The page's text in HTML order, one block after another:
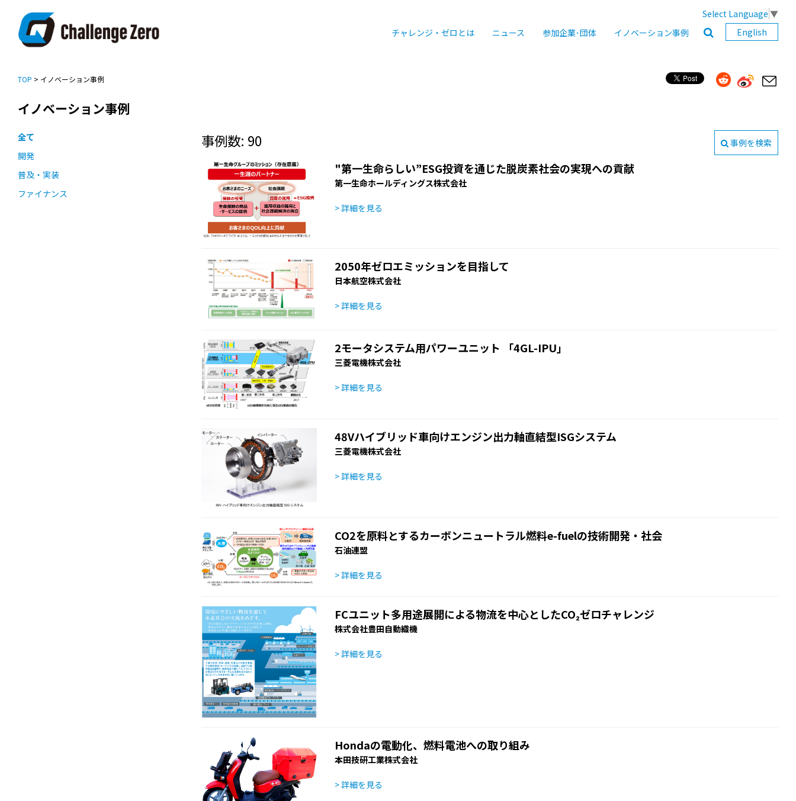
Select Language ▼
チャレンジ・ゼロとは
ニュース 参加企業･団体 イノベーション事例 English
TOP > イノベーション事例
イノベーション事例
全て
開発
普及・実装
ファイナンス
事例数: 90 事例を検索
"第一生命らしい”ESG投資を通じた脱炭素社会の実現への貢献
第一生命ホールディングス株式会社
> 詳細を見る
2050年ゼロエミッションを目指して
日本航空株式会社
> 詳細を見る
2モータシステム用パワーユニット 「4GL-IPU」
三菱電機株式会社
> 詳細を見る
48Vハイブリッド車向けエンジン出力軸直結型ISGシステム
三菱電機株式会社
> 詳細を見る
CO2を原料とするカーボンニュートラル燃料e-fuelの技術開発・社会
石油連盟
> 詳細を見る
FCユニット多用途展開による物流を中心としたCO₂ゼロチャレンジ
株式会社豊田自動織機
> 詳細を見る
Hondaの電動化、燃料電池への取り組み
本田技研工業株式会社
> 詳細を見る